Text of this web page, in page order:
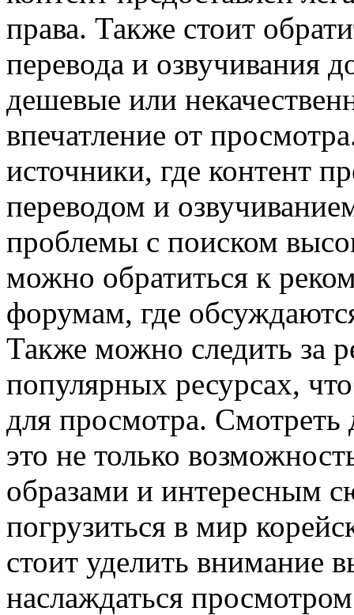
права. Также стоит
перевода и озвучивания
дешевые или
впечатление от
источники, где контент
переводом и
проблемы с поиском
можно обратиться к
форумам, где
Также можно следить за
популярных ресурсах,
для просмотра.
это не только
образами и интересным
погрузиться в мир
стоит уделить внимание
наслаждаться